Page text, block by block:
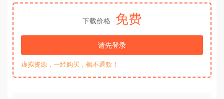
下载价格 免费
请先登录
虚拟资源，一经购买，概不退款！